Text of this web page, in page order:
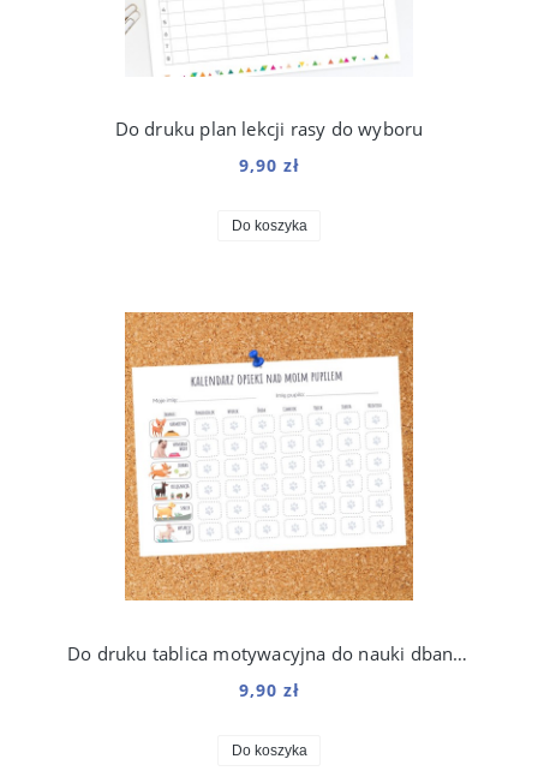
Do druku plan lekcji rasy do wyboru
9,90 zł
Do koszyka
Do druku tablica motywacyjna do nauki dbania o psa dla dzieci
9,90 zł
Do koszyka